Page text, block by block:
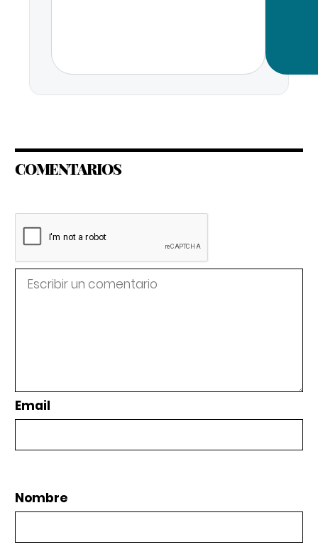
COMENTARIOS
Email
Nombre